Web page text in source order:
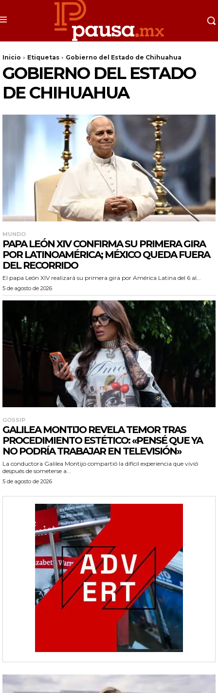
Inicio Etiquetas Gobierno del Estado de Chihuahua
GOBIERNO DEL ESTADO
DE CHIHUAHUA
MUNDO
PAPA LEÓN XIV CONFIRMA SU PRIMERA GIRA
POR LATINOAMÉRICA; MÉXICO QUEDA FUERA
DEL RECORRIDO
El papa León XIV realizará su primera gira por América Latina del 6 al...
5 de agosto de 2026
GOSSIP
GALILEA MONTIJO REVELA TEMOR TRAS
PROCEDIMIENTO ESTÉTICO: «PENSÉ QUE YA
NO PODRÍA TRABAJAR EN TELEVISIÓN»
La conductora Galilea Montijo compartió la difícil experiencia que vivió
después de someterse a...
5 de agosto de 2026